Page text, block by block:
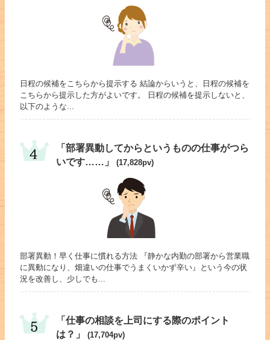
日程の候補をこちらから提示する 結論からいうと、日程の候補を
こちらから提示した方がよいです。 日程の候補を提示しないと、
以下のような...
「部署異動してからというものの仕事がつら
いです……」
(17,828pv)
部署異動！早く仕事に慣れる方法 『静かな内勤の部署から営業職
に異動になり、畑違いの仕事でうまくいかず辛い』という今の状
況を改善し、少しでも...
「仕事の相談を上司にする際のポイント
は？」
(17,704pv)